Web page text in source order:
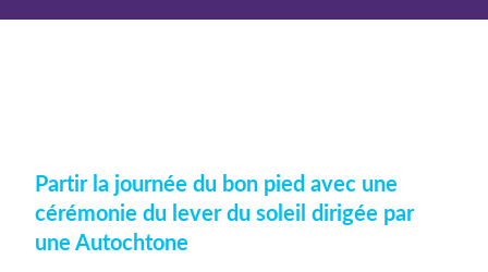
Partir la journée du bon pied avec une
cérémonie du lever du soleil dirigée par
une Autochtone